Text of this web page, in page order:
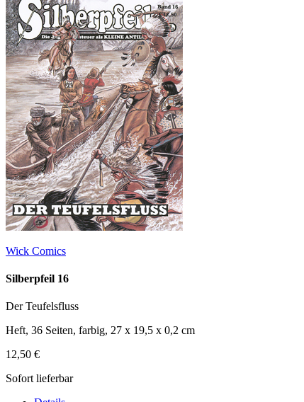
Wick Comics
Silberpfeil 16
Der Teufelsfluss
Heft, 36 Seiten, farbig, 27 x 19,5 x 0,2 cm
12,50 €
Sofort lieferbar